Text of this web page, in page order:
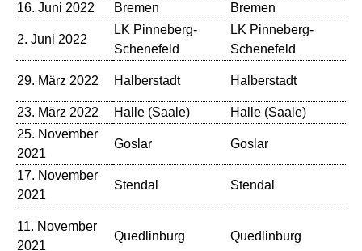
16. Juni 2022
Bremen Bremen
2. Juni 2022
LK Pinneberg-
Schenefeld
LK Pinneberg-
Schenefeld
29. März 2022 Halberstadt Halberstadt
23. März 2022
Halle (Saale) Halle (Saale)
25. November
2021
Goslar Goslar
17. November
2021
Stendal Stendal
11. November
2021
Quedlinburg Quedlinburg